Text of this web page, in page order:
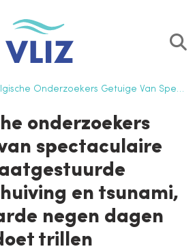
Onderzoekers Getuige Van Spectaculaire Klimaatgestuurde Aardverschuiving En Tsunami, Die de Aarde Negen Dagen Doet Trillen
onderzoekers
spectaculaire
en tsunami,
negen dagen
trillen